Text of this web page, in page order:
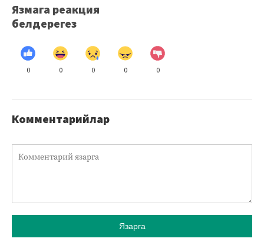
Язмага реакция
белдерегез
0 0 0 0 0
Комментарийлар
Язарга